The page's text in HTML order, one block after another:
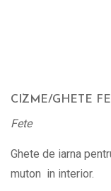
CIZME/GHETE
Fete
Ghete de iarna
muton in interior.